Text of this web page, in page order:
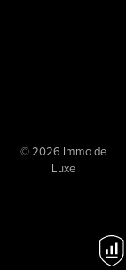
© 2026 Immo de
Luxe